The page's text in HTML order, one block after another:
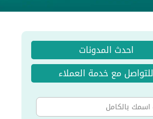
احدث المدونات
للتواصل مع خدمة العملاء